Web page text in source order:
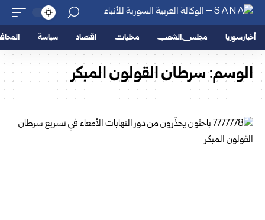
أخبار سوريا مجلس الشعب محليات اقتصاد سياسة
الوسم:سرطان القولون المبكر